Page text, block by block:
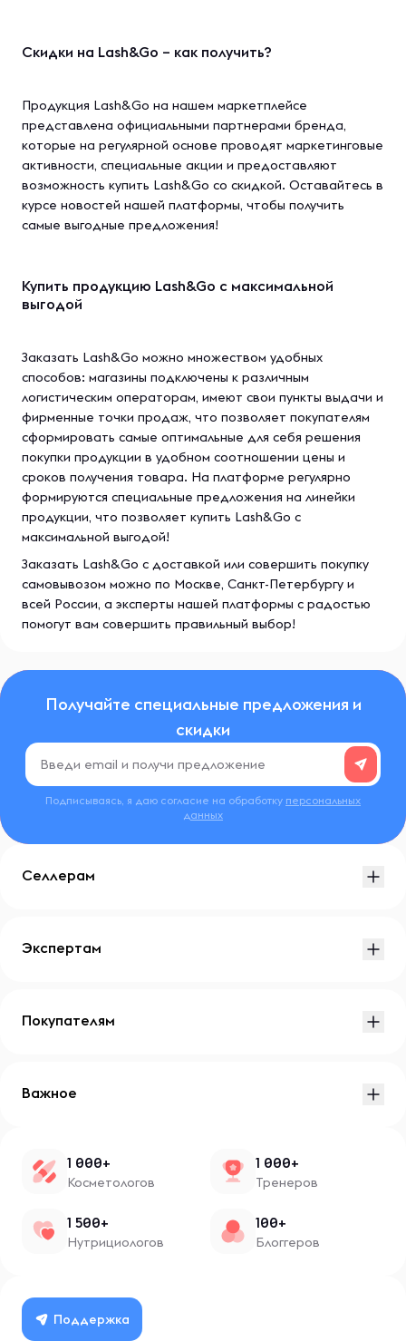
Скидки на Lash&Go – как получить?
Продукция Lash&Go на нашем маркетплейсе
представлена официальными партнерами бренда,
которые на регулярной основе проводят маркетинговые
активности, специальные акции и предоставляют
возможность купить Lash&Go со скидкой. Оставайтесь в
курсе новостей нашей платформы, чтобы получить
самые выгодные предложения!
Купить продукцию Lash&Go с максимальной
выгодой
Заказать Lash&Go можно множеством удобных
способов: магазины подключены к различным
логистическим операторам, имеют свои пункты выдачи и
фирменные точки продаж, что позволяет покупателям
сформировать самые оптимальные для себя решения
покупки продукции в удобном соотношении цены и
сроков получения товара. На платформе регулярно
формируются специальные предложения на линейки
продукции, что позволяет купить Lash&Go с
максимальной выгодой!
Заказать Lash&Go с доставкой или совершить покупку
самовывозом можно по Москве, Санкт-Петербургу и
всей России, а эксперты нашей платформы с радостью
помогут вам совершить правильный выбор!
Получайте специальные предложения и
скидки
Подписываясь, я даю согласие на обработку персональных
данных
Селлерам
Экспертам
Покупателям
Важное
1 000+
Косметологов
1 000+
Тренеров
1 500+
Нутрициологов
100+
Блоггеров
Поддержка